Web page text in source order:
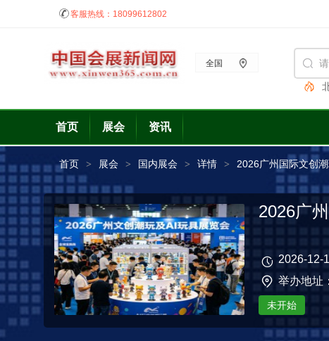
客服热线： 18099612802
全国
首页 展会 资讯
首页 > 展会 > 国内展会 > 详情 > 2026广州国际文创
2026广
2026-12-
举办地址：